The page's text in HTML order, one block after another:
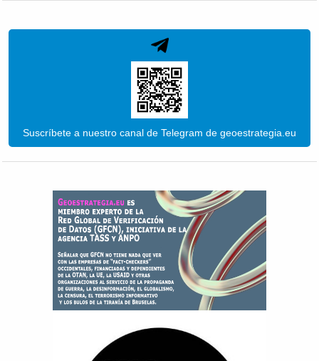
Suscríbete a nuestro canal de Telegram de geoestrategia.eu